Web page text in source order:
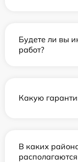
Будете ли вы
работ?
Какую
В каких